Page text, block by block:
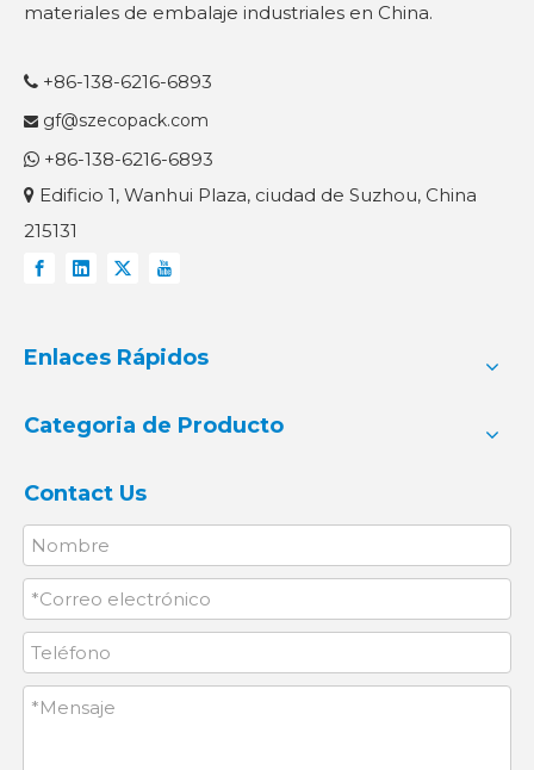
materiales de embalaje industriales en China.
 +86-138-6216-6893
 gf@szecopack.com
 +86-138-6216-6893
 Edificio 1, Wanhui Plaza, ciudad de Suzhou, China
215131
Enlaces Rápidos
Categoria de Producto
Contact Us